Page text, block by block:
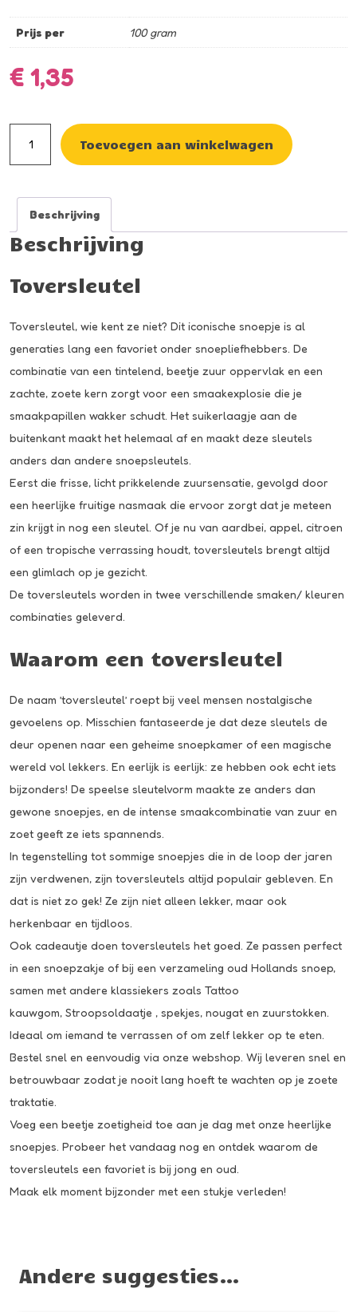
€ 1,35
Toversleutel
Toevoegen aan winkelwagen
Prijs per 100 gram
Beschrijving
Beschrijving
Toversleutel
Toversleutel, wie kent ze niet? Dit iconische snoepje is al
generaties lang een favoriet onder snoepliefhebbers. De
combinatie van een tintelend, beetje zuur oppervlak en een
zachte, zoete kern zorgt voor een smaakexplosie die je
smaakpapillen wakker schudt. Het suikerlaagje aan de
buitenkant maakt het helemaal af en maakt deze sleutels
anders dan andere snoepsleutels.
Eerst die frisse, licht prikkelende zuursensatie, gevolgd door
een heerlijke fruitige nasmaak die ervoor zorgt dat je meteen
zin krijgt in nog een sleutel. Of je nu van aardbei, appel, citroen
of een tropische verrassing houdt, toversleutels brengt altijd
een glimlach op je gezicht.
De toversleutels worden in twee verschillende smaken/ kleuren
combinaties geleverd.
Waarom een toversleutel
De naam ’toversleutel’ roept bij veel mensen nostalgische
gevoelens op. Misschien fantaseerde je dat deze sleutels de
deur openen naar een geheime snoepkamer of een magische
wereld vol lekkers. En eerlijk is eerlijk: ze hebben ook echt iets
bijzonders! De speelse sleutelvorm maakte ze anders dan
gewone snoepjes, en de intense smaakcombinatie van zuur en
zoet geeft ze iets spannends.
In tegenstelling tot sommige snoepjes die in de loop der jaren
zijn verdwenen, zijn toversleutels altijd populair gebleven. En
dat is niet zo gek! Ze zijn niet alleen lekker, maar ook
herkenbaar en tijdloos.
Ook cadeautje doen toversleutels het goed. Ze passen perfect
in een snoepzakje of bij een verzameling oud Hollands snoep,
samen met andere klassiekers zoals Tattoo
kauwgom, Stroopsoldaatje , spekjes, nougat en zuurstokken.
Ideaal om iemand te verrassen of om zelf lekker op te eten.
Bestel snel en eenvoudig via onze webshop. Wij leveren snel en
betrouwbaar zodat je nooit lang hoeft te wachten op je zoete
traktatie.
Voeg een beetje zoetigheid toe aan je dag met onze heerlijke
snoepjes. Probeer het vandaag nog en ontdek waarom de
toversleutels een favoriet is bij jong en oud.
Maak elk moment bijzonder met een stukje verleden!
Andere suggesties…